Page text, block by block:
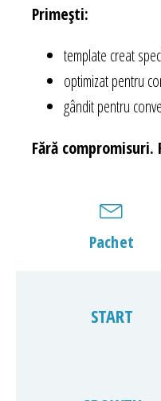
Primești:
template creat
optimizat pentru
gândit pentru
Fără
Pachet
START